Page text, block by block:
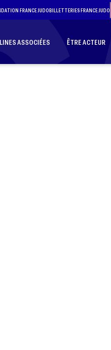
FRANCE JUDOBILLETTERIES FRANCE JUDO
ASSOCIÉES ÊTRE ACTEUR